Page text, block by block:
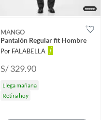
MANGO
Pantalón Regular fit Hombre
Por FALABELLA
S/ 329.90
Llega mañana
Retira hoy